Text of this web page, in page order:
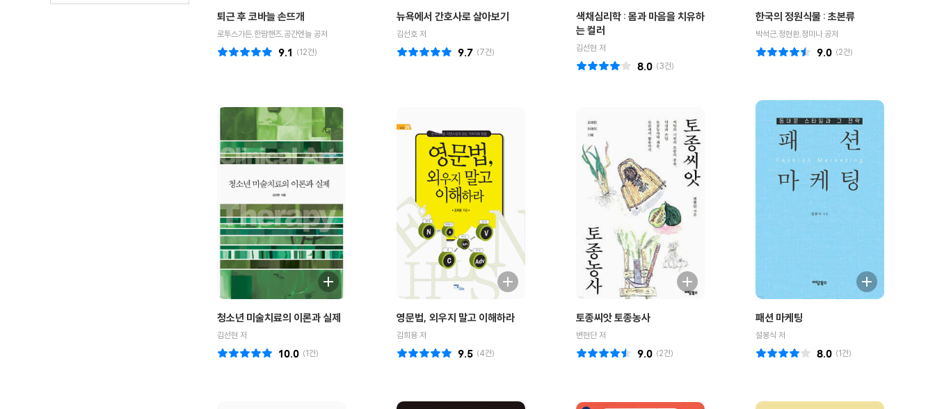
퇴근 후 코바늘 손뜨개
로투스가든,한땀핸즈,공간엔늘 공저
(12건)
9.1
뉴욕에서 간호사로 살아보기
김선호 저
(7건)
9.7
색채심리학 : 몸과 마음을 치유하
는 컬러
김선현 저
(3건)
8.0
한국의 정원식물 : 초본류
박석근,정현환,정미나 공저
(2건)
9.0
청소년 미술치료의 이론과 실제
김선현 저
(1건)
10.0
영문법, 외우지 말고 이해하라
김희용 저
(4건)
9.5
토종씨앗 토종농사
변현단 저
(2건)
9.0
패션 마케팅
설봉식 저
(1건)
8.0